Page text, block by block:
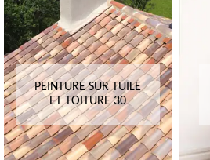
PEINTURE SUR TUILE
ET TOITURE 30